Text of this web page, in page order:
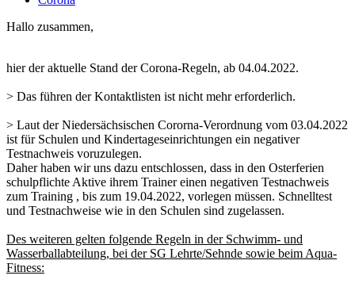
Hallo zusammen,
hier der aktuelle Stand der Corona-Regeln, ab 04.04.2022.
> Das führen der Kontaktlisten ist nicht mehr erforderlich.
> Laut der Niedersächsischen Cororna-Verordnung vom 03.04.2022
ist für Schulen und Kindertageseinrichtungen ein negativer
Testnachweis voruzulegen.
Daher haben wir uns dazu entschlossen, dass in den Osterferien
schulpflichte Aktive ihrem Trainer einen negativen Testnachweis
zum Training , bis zum 19.04.2022, vorlegen müssen. Schnelltest
und Testnachweise wie in den Schulen sind zugelassen.
Des weiteren gelten folgende Regeln in der Schwimm- und
Wasserballabteilung, bei der SG Lehrte/Sehnde sowie beim Aqua-
Fitness: